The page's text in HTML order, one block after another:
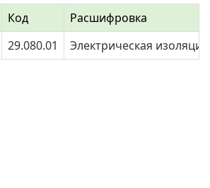
Код
Расшифровка
29.080.01 Электрическая